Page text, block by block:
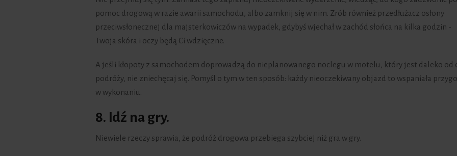
pomoc drogową w razie awarii samochodu, albo zamknij się w nim. Zrób również przedłużacz osłony
przeciwsłonecznej dla majsterkowiczów na wypadek, gdybyś wjechał w zachód słońca na kilka godzin -
Twoja skóra i oczy będą Ci wdzięczne.
A jeśli kłopoty z samochodem doprowadzą do nieplanowanego noclegu w motelu, który jest daleko od
podróży, nie zniechęcaj się. Pomyśl o tym w ten sposób: każdy nieoczekiwany objazd to wspaniała
w wykonaniu.
8. Idź na gry.
Niewiele rzeczy sprawia, że podróż drogowa przebiega szybciej niż gra w gry.